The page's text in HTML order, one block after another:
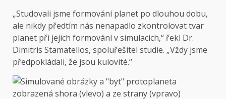
„Studovali jsme formování planet po dlouhou dobu,
ale nikdy předtím nás nenapadlo zkontrolovat tvar
planet při jejich formování v simulacích,“ řekl Dr.
Dimitris Stamatellos, spoluřešitel studie. „Vždy jsme
předpokládali, že jsou kulovité.“